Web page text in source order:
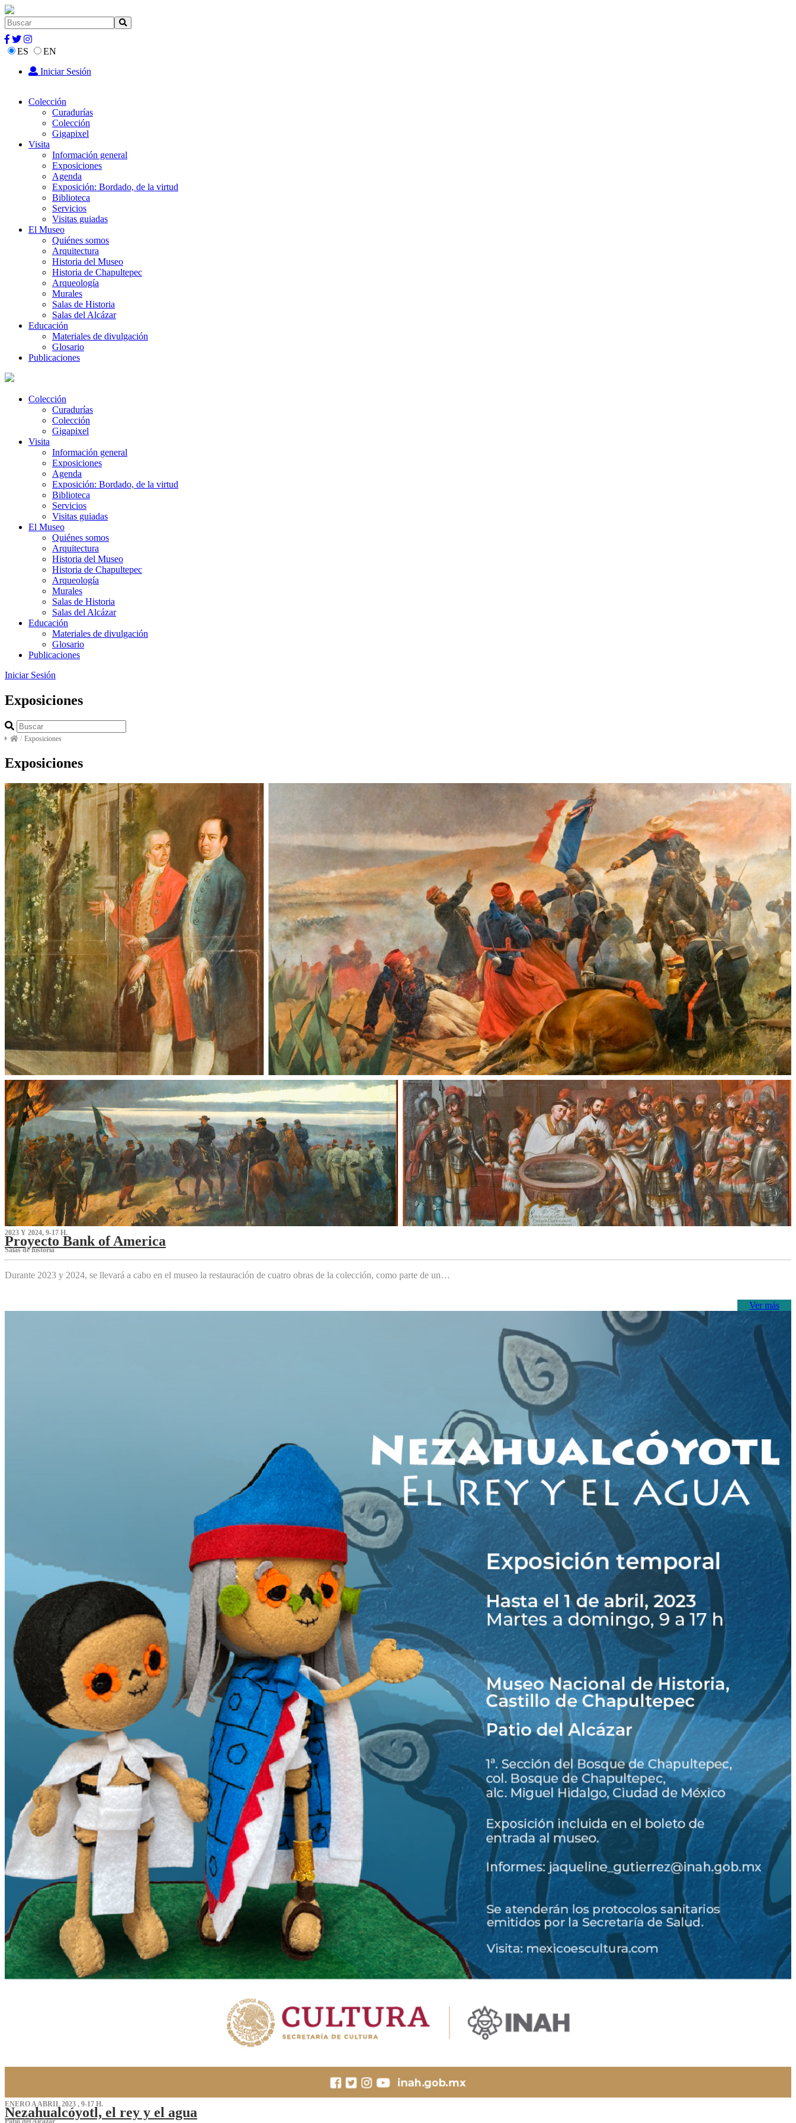
ES
EN
Iniciar Sesión
Colección
Curadurías
Colección
Gigapixel
Visita
Información general
Exposiciones
Agenda
Exposición: Bordado, de la virtud
Biblioteca
Servicios
Visitas guiadas
El Museo
Quiénes somos
Arquitectura
Historia del Museo
Historia de Chapultepec
Arqueología
Murales
Salas de Historia
Salas del Alcázar
Educación
Materiales de divulgación
Glosario
Publicaciones
Colección
Curadurías
Colección
Gigapixel
Visita
Información general
Exposiciones
Agenda
Exposición: Bordado, de la virtud
Biblioteca
Servicios
Visitas guiadas
El Museo
Quiénes somos
Arquitectura
Historia del Museo
Historia de Chapultepec
Arqueología
Murales
Salas de Historia
Salas del Alcázar
Educación
Materiales de divulgación
Glosario
Publicaciones
Iniciar Sesión
Exposiciones
/ Exposiciones
Exposiciones
2023 Y 2024, 9-17 H.
Proyecto Bank of America
S‌alas de historia
Durante 2023 y 2024, se llevará a cabo en el museo la restauración de cuatro obras de la colección, como parte de un…
Ver más
ENERO A ABRIL 2023 , 9-17 H.
Nezahualcóyotl, el rey y el agua